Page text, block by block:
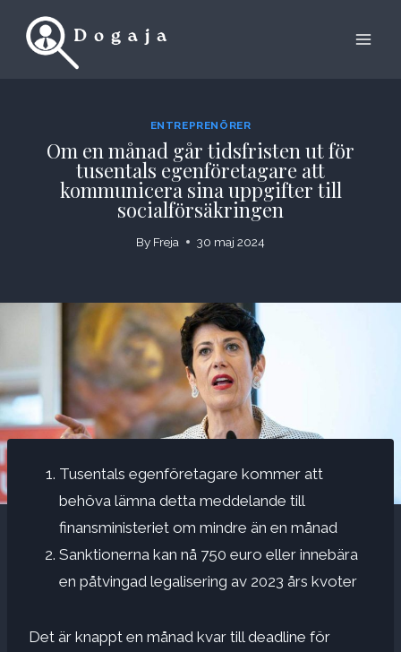
ENTREPRENÖRER
Om en månad går tidsfristen ut för
tusentals egenföretagare att
kommunicera sina uppgifter till
socialförsäkringen
By Freja 30 maj 2024
Tusentals egenföretagare kommer att
behöva lämna detta meddelande till
finansministeriet om mindre än en månad
Sanktionerna kan nå 750 euro eller innebära
en påtvingad legalisering av 2023 års kvoter
Det är knappt en månad kvar till deadline för